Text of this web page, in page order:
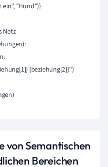
ein", "Hund")}
Netz
{beziehung[2]}")
von Semantischen
Bereichen